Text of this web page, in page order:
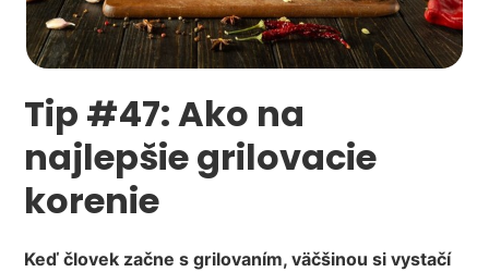
Tip #47: Ako na
najlepšie grilovacie
korenie
Keď človek začne s grilovaním, väčšinou si vystačí